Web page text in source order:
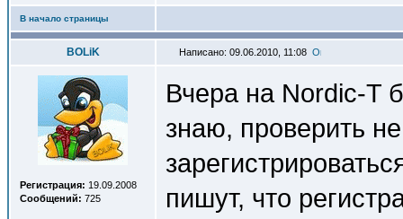
В начало страницы
BOLiK Написано: 09.06.2010, 11:08
Регистрация: 19.09.2008
Сообщений: 725
Вчера на Nordic-T
знаю, проверить
пишут, что